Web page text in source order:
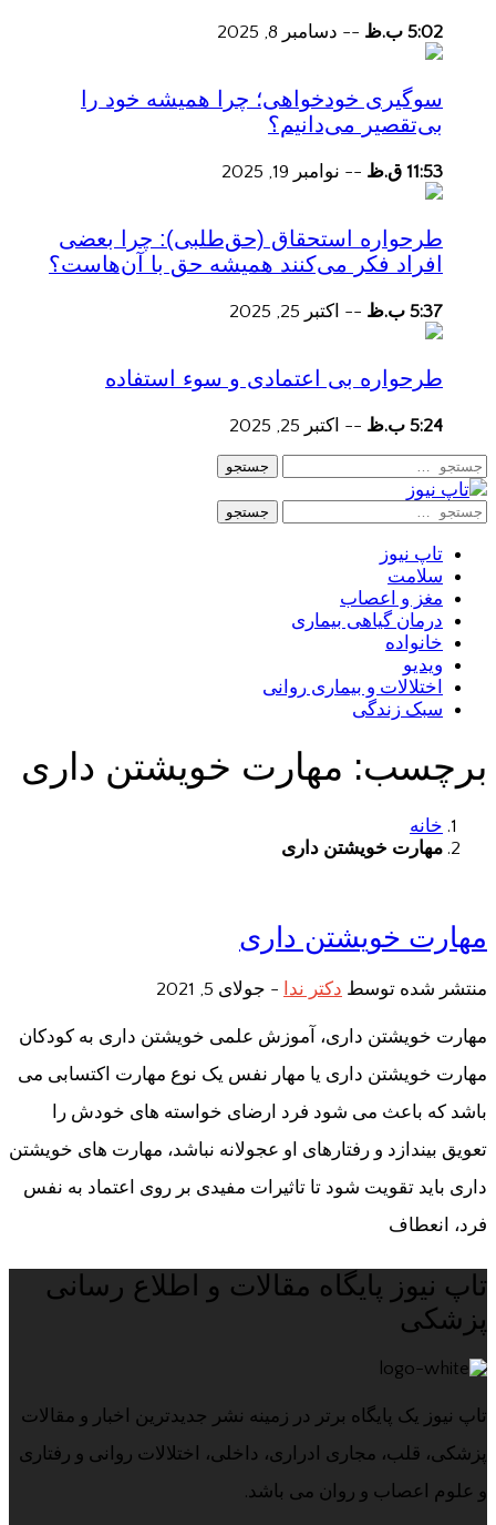
5:02 ب.ظ -- دسامبر 8, 2025
سوگیری خودخواهی؛ چرا همیشه خود را
بی‌تقصیر می‌دانیم؟
11:53 ق.ظ -- نوامبر 19, 2025
طرحواره استحقاق (حق‌طلبی): چرا بعضی
افراد فکر می‌کنند همیشه حق با آن‌هاست؟
5:37 ب.ظ -- اکتبر 25, 2025
طرحواره بی اعتمادی و سوء استفاده
5:24 ب.ظ -- اکتبر 25, 2025
جستجو
جستجو
تاپ نیوز
سلامت
مغز و اعصاب
درمان گیاهی بیماری
خانواده
ویدیو
اختلالات و بیماری روانی
سبک زندگی
برچسب: مهارت خویشتن داری
خانه
مهارت خویشتن داری
مهارت خویشتن داری
منتشر شده توسط دکتر ندا - جولای 5, 2021
مهارت خویشتن داری، آموزش علمی خویشتن داری به کودکان
مهارت خویشتن داری یا مهار نفس یک نوع مهارت اکتسابی می
باشد که باعث می شود فرد ارضای خواسته های خودش را
تعویق بیندازد و رفتارهای او عجولانه نباشد، مهارت های خویشتن
داری باید تقویت شود تا تاثیرات مفیدی بر روی اعتماد به نفس
فرد، انعطاف
تاپ نیوز پایگاه مقالات و اطلاع رسانی
پزشکی
تاپ نیوز یک پایگاه برتر در زمینه نشر جدیدترین اخبار و مقالات
پزشکی، قلب، مجاری ادراری، داخلی، اختلالات روانی و رفتاری
و علوم اعصاب و روان می باشد.